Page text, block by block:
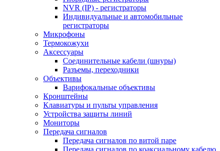
NVR (IP) - регистраторы
Индивидуальные и автомобильные
регистраторы
Микрофоны
Термокожухи
Аксессуары
Соединительные кабели (шнуры)
Разъемы, переходники
Объективы
Варифокальные объективы
Кронштейны
Клавиатуры и пульты управления
Устройства защиты линий
Мониторы
Передача сигналов
Передача сигналов по витой паре
Передача сигналов по коаксиальному кабелю